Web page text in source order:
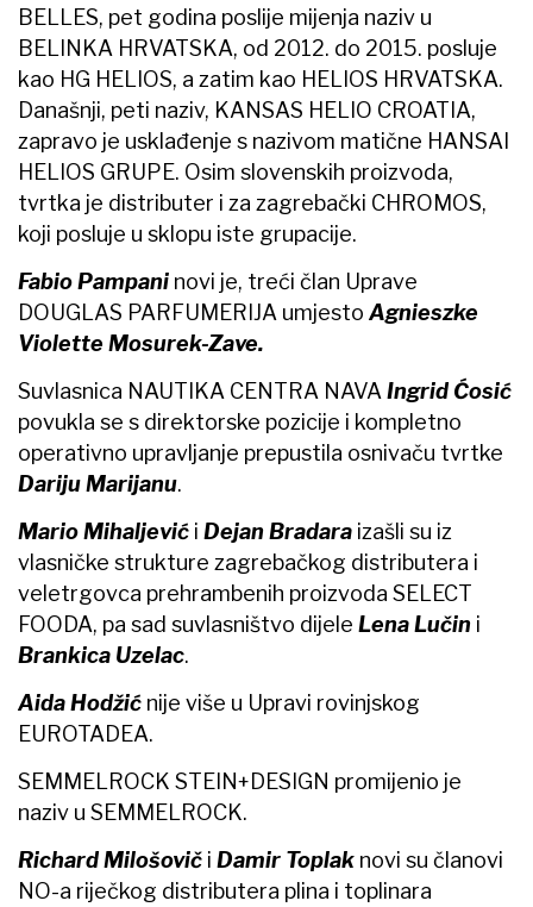
BELLES, pet godina poslije mijenja naziv u
BELINKA HRVATSKA, od 2012. do 2015. posluje
kao HG HELIOS, a zatim kao HELIOS HRVATSKA.
Današnji, peti naziv, KANSAS HELIO CROATIA,
zapravo je usklađenje s nazivom matične HANSAI
HELIOS GRUPE. Osim slovenskih proizvoda,
tvrtka je distributer i za zagrebački CHROMOS,
koji posluje u sklopu iste grupacije.
FabioPampani novi je, treći član Uprave
DOUGLAS PARFUMERIJA umjesto Agnieszke
Violette Mosurek-Zave.
Suvlasnica NAUTIKA CENTRA NAVA Ingrid Ćosić
povukla se s direktorske pozicije i kompletno
operativno upravljanje prepustila osnivaču tvrtke
Dariju Marijanu.
Mario Mihaljević i Dejan Bradara izašli su iz
vlasničke strukture zagrebačkog distributera i
veletrgovca prehrambenih proizvoda SELECT
FOODA, pa sad suvlasništvo dijele Lena Lučin i
Brankica Uzelac.
Aida Hodžić nije više u Upravi rovinjskog
EUROTADEA.
SEMMELROCK STEIN+DESIGN promijenio je
naziv u SEMMELROCK.
Richard Milošovič i Damir Toplak novi su članovi
NO-a riječkog distributera plina i toplinara